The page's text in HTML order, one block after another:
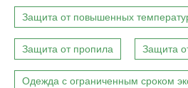
Защита от повышенных
Защита от пропила Защита
Одежда с ограниченным сроком